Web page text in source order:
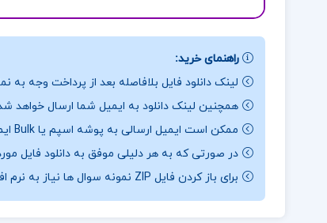
راهنمای خرید:
لینک دانلود فایل بلافاصله بعد از پرداخت وجه به
همچنین لینک دانلود به ایمیل شما ارسال خواهد
ممکن است ایمیل ارسالی به پوشه اسپم یا Bulk ایمیل شما ارسال شده باشد.
در صورتی که به هر دلیلی موفق به دانلود فایل
برای باز کردن فایل ZIP نمونه سوال ها نیاز به نرم افزار Winrar دارید.